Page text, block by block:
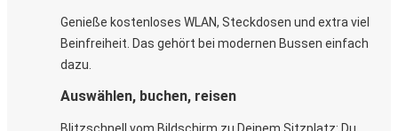
Genieße kostenloses WLAN, Steckdosen und extra viel
Beinfreiheit. Das gehört bei modernen Bussen einfach
dazu.
Auswählen, buchen, reisen